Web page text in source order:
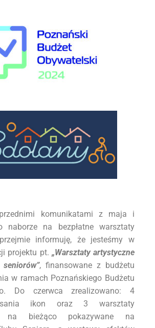
komunikatami z maja i
naborze na bezpłatne warsztaty
informuję, że jesteśmy w
projektu pt. „Warsztaty artystyczne
, finansowane z budżetu
w ramach Poznańskiego Budżetu
Do czerwca zrealizowano: 4
ikon oraz 3 warsztaty
na bieżąco pokazywane na